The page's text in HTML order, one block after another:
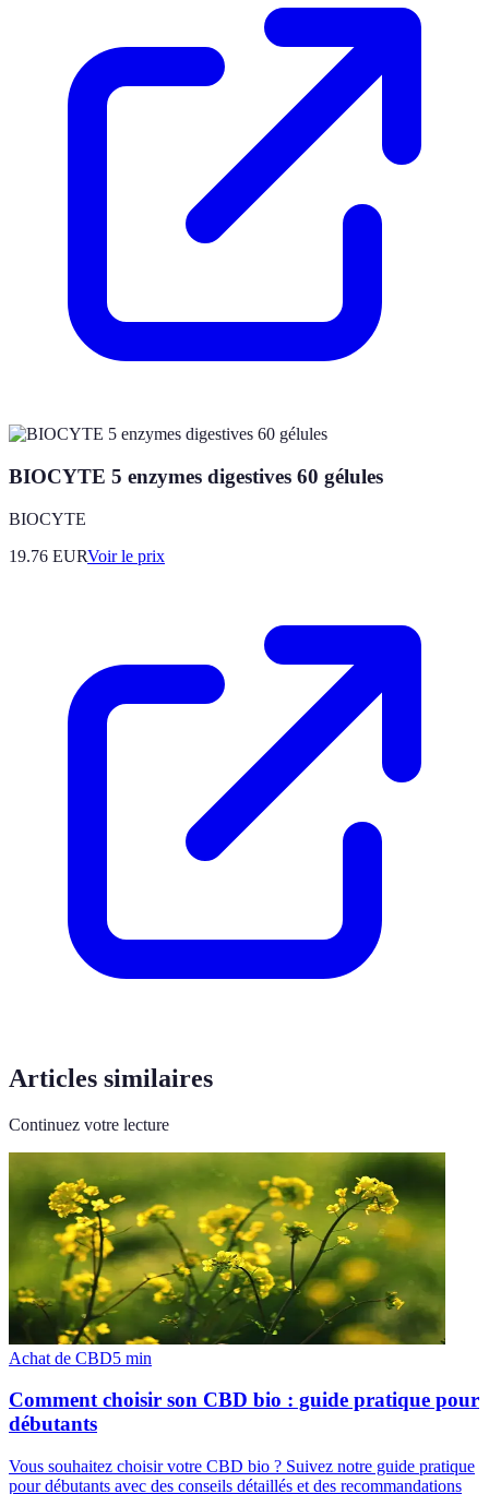
BIOCYTE 5 enzymes digestives 60 gélules
BIOCYTE
19.76 EURVoir le prix
Articles similaires
Continuez votre lecture
Achat de CBD5 min
Comment choisir son CBD bio : guide pratique pour
débutants
Vous souhaitez choisir votre CBD bio ? Suivez notre guide pratique
pour débutants avec des conseils détaillés et des recommandations